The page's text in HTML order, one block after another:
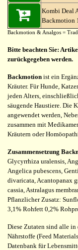
Kombi Deal
Backmotion
Backmotion & Analgos =
Bitte beachten Sie:
zurückgegeben werden.
Backmotion ist ein
Kräuter. Für Hunde,
jeden Alters,
säugende Haustiere. Die
angewendet werden,
zusammen mit
Kräutern oder
Zusammensetzung
Glycyrrhiza uralensis,
Angelica pubescens,
divaricata, Acantopanax
cassia, Astralagus
Pflanzlicher Zusatz:
3,1% Rohfett 0,2%
Diese Zutaten sind alle
Nährstoffe (Feed
Datenbank für